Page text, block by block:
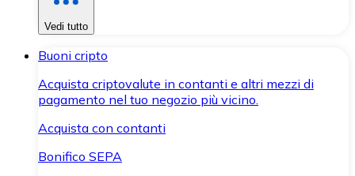
Vedi tutto
Buoni cripto
Acquista criptovalute in contanti e altri mezzi di
pagamento nel tuo negozio più vicino.
Acquista con contanti
Bonifico SEPA